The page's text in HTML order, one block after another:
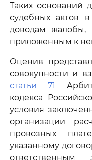
Таких оснований
судебных актов
доводам жалобы,
приложенным к
Оценив
совокупности и
статьи 71
кодекса
условия
организации
провозных
указанному